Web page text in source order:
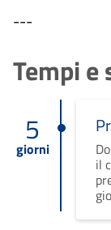
---
Tempi e
5
giorni
il